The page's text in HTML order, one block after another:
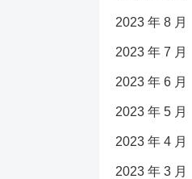
2023 年 8 月
2023 年 7 月
2023 年 6 月
2023 年 5 月
2023 年 4 月
2023 年 3 月